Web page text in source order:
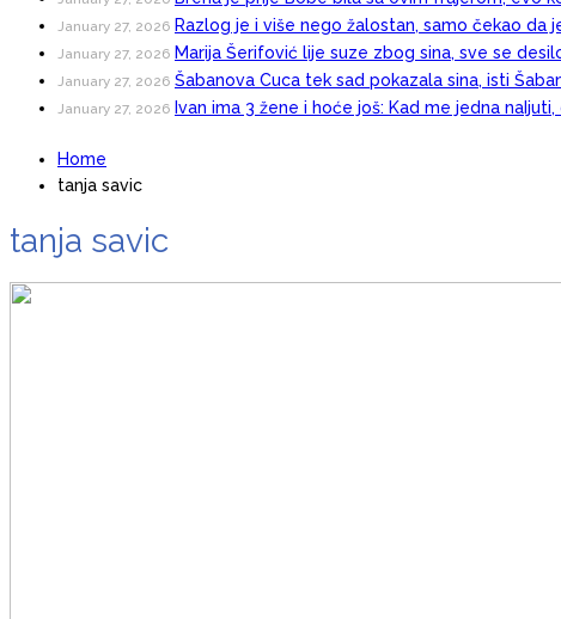
January 27, 2026 Razlog je i više nego žalostan, samo čekao da
January 27, 2026 Marija Šerifović lije suze zbog sina, sve se
January 27, 2026 Šabanova Cuca tek sad pokazala sina, isti
January 27, 2026 Ivan ima 3 žene i hoće još: Kad me jedna
Home
tanja savic
tanja savic